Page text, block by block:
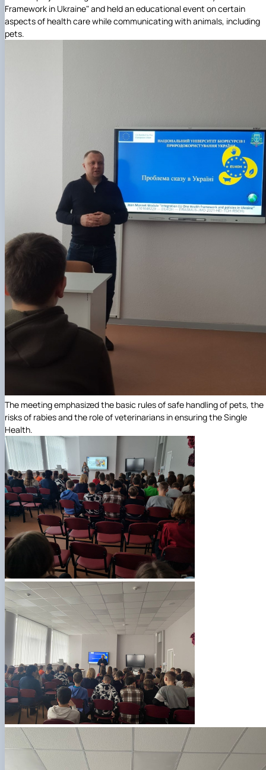
Framework in Ukraine" and held an educational event on certain
aspects of health care while communicating with animals, including
pets.
The meeting emphasized the basic rules of safe handling of pets, the
risks of rabies and the role of veterinarians in ensuring the Single
Health.